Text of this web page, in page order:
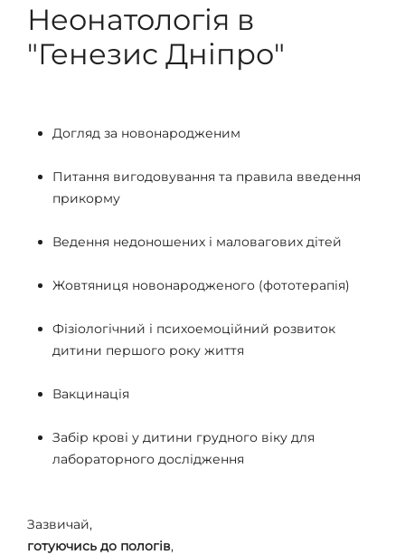
Неонатологія в
"Генезис Дніпро"
Догляд за новонародженим
Питання вигодовування та правила введення
прикорму
Ведення недоношених і маловагових дітей
Жовтяниця новонародженого (фототерапія)
Фізіологічний і психоемоційний розвиток
дитини першого року життя
Вакцинація
Забір крові у дитини грудного віку для
лабораторного дослідження
Зазвичай,
готуючись до пологів,